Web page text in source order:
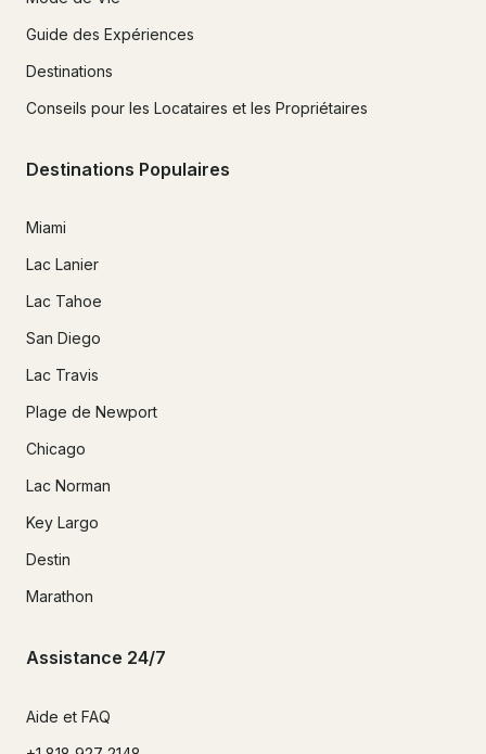
Guide des Expériences
Destinations
Conseils pour les Locataires et les Propriétaires
Destinations Populaires
Miami
Lac Lanier
Lac Tahoe
San Diego
Lac Travis
Plage de Newport
Chicago
Lac Norman
Key Largo
Destin
Marathon
Assistance 24/7
Aide et FAQ